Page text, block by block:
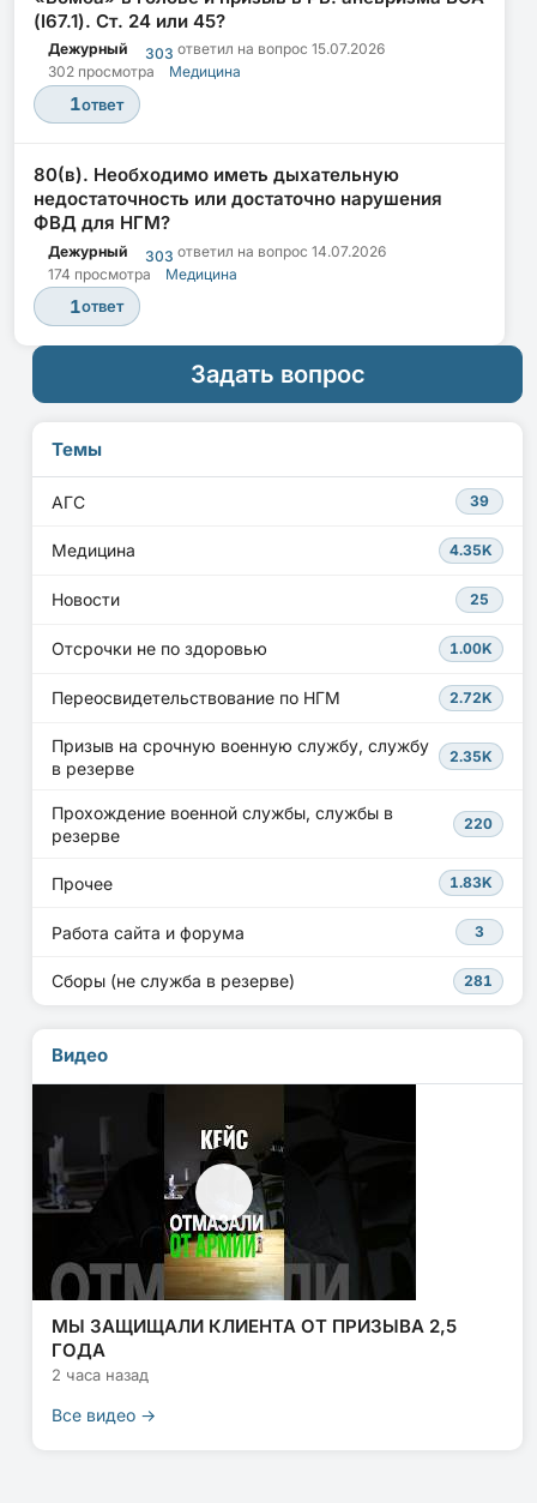
(I67.1). Ст. 24 или 45?
Дежурный 303 ответил на вопрос 15.07.2026
302 просмотра
Медицина
1ответ
80(в). Необходимо иметь дыхательную
недостаточность или достаточно нарушения
ФВД для НГМ?
Дежурный 303 ответил на вопрос 14.07.2026
174 просмотра
Медицина
1ответ
Задать вопрос
Темы
АГС 39
Медицина 4.35K
Новости 25
Отсрочки не по здоровью 1.00K
Переосвидетельствование по НГМ 2.72K
Призыв на срочную военную службу, службу
в резерве
2.35K
Прохождение военной службы, службы в
резерве
220
Прочее 1.83K
Работа сайта и форума 3
Сборы (не служба в резерве) 281
Видео
МЫ ЗАЩИЩАЛИ КЛИЕНТА ОТ ПРИЗЫВА 2,5
ГОДА
2 часа назад
Все видео →